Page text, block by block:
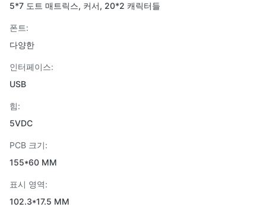
5*7 도트 매트릭스, 커서, 20*2 캐릭터들
폰트:
다양한
인터페이스:
USB
힘:
5VDC
PCB 크기:
155*60 MM
표시 영역:
102.3*17.5 MM